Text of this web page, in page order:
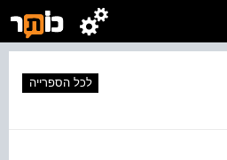
לכל הספרייה